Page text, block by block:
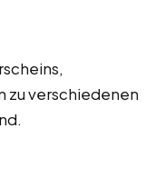
zu verschiedenen